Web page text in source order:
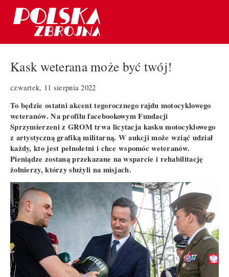
Kask weterana może być twój!
czwartek, 11 sierpnia 2022
To będzie ostatni akcent tegorocznego rajdu motocyklowego
weteranów. Na profilu facebookowym Fundacji
Sprzymierzeni z GROM trwa licytacja kasku motocyklowego
z artystyczną grafiką militarną. W aukcji może wziąć udział
każdy, kto jest pełnoletni i chce wspomóc weteranów.
Pieniądze zostaną przekazane na wsparcie i rehabilitację
żołnierzy, którzy służyli na misjach.